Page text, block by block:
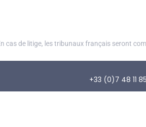
cas de litige, les tribunaux français seront
+33 (0)7 48 11